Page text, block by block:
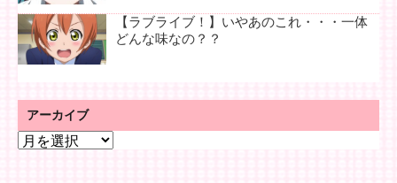
【ラブライブ！】いやあのこれ・・・一体
どんな味なの？？
アーカイブ
ア